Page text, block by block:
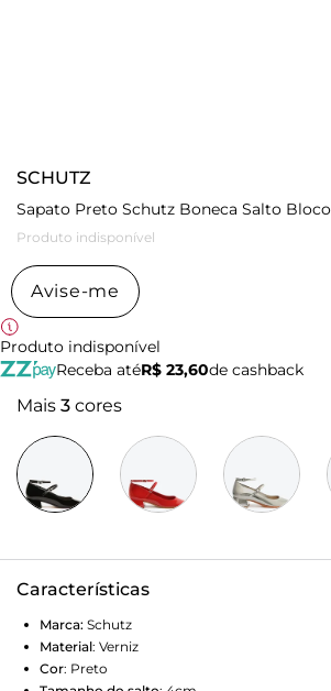
SCHUTZ
Sapato Preto Schutz Boneca Salto
Produto indisponível
Avise-me
Produto indisponível
Receba atéR$ 23,60de cashback
Mais 3 cores
Características
Marca: Schutz
Material: Verniz
Cor: Preto